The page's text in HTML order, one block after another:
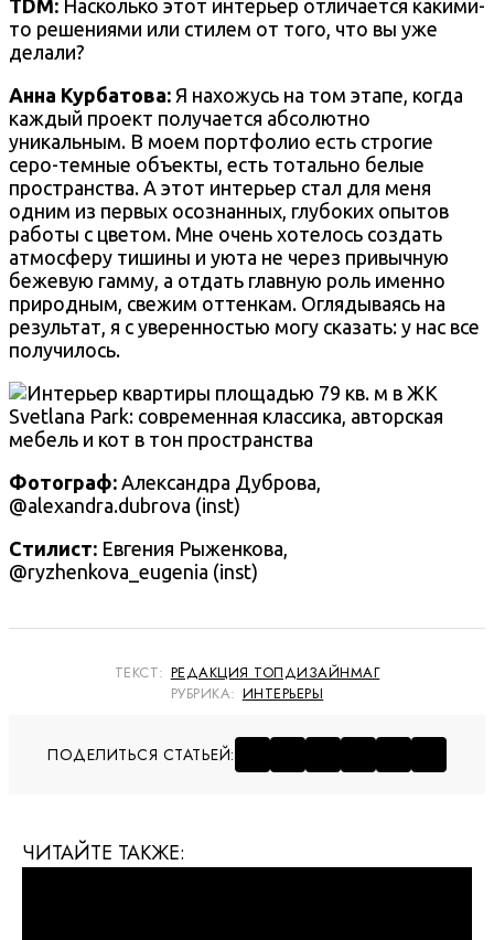
TDM: Насколько этот интерьер отличается какими-
то решениями или стилем от того, что вы уже
делали?
Анна Курбатова: Я нахожусь на том этапе, когда
каждый проект получается абсолютно
уникальным. В моем портфолио есть строгие
серо-темные объекты, есть тотально белые
пространства. А этот интерьер стал для меня
одним из первых осознанных, глубоких опытов
работы с цветом. Мне очень хотелось создать
атмосферу тишины и уюта не через привычную
бежевую гамму, а отдать главную роль именно
природным, свежим оттенкам. Оглядываясь на
результат, я с уверенностью могу сказать: у нас все
получилось.
Фотограф: Александра Дуброва,
@alexandra.dubrova (inst)
Стилист: Евгения Рыженкова,
@ryzhenkova_eugenia (inst)
ТЕКСТ: РЕДАКЦИЯ ТОПДИЗАЙНМАГ
РУБРИКА: ИНТЕРЬЕРЫ
ПОДЕЛИТЬСЯ СТАТЬЕЙ:
ЧИТАЙТЕ ТАКЖЕ: